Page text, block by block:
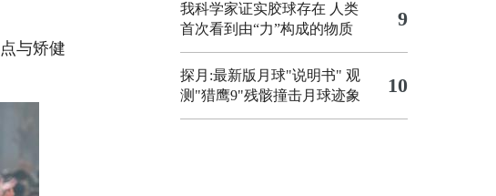
与矫健
我科学家证实胶球存在 人类
首次看到由“力”构成的物质
9
探月:最新版月球"说明书" 观
测"猎鹰9"残骸撞击月球迹象
10